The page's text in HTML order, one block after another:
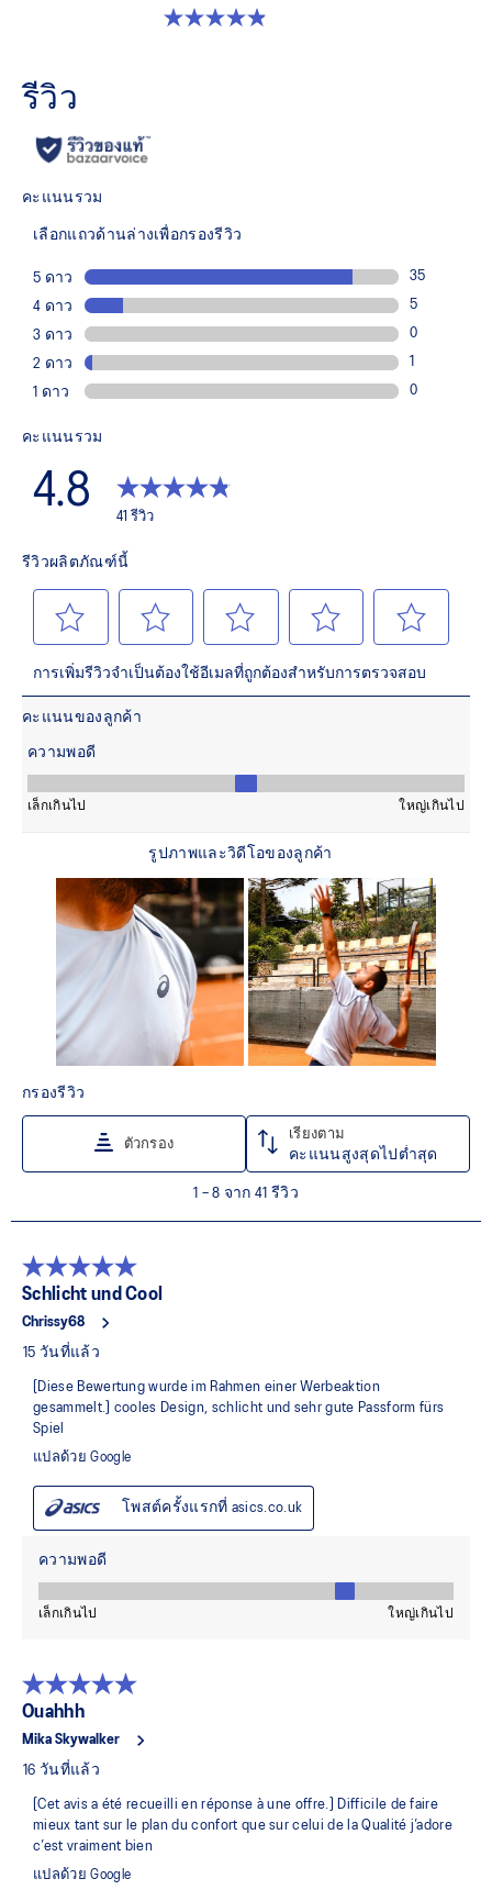
4.9 จาก 5 ดาว 37 รีวิว